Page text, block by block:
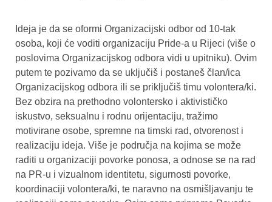
Ideja je da se oformi Organizacijski odbor od 10-tak
osoba, koji će voditi organizaciju Pride-a u Rijeci (više o
poslovima Organizacijskog odbora vidi u upitniku). Ovim
putem te pozivamo da se uključiš i postaneš član/ica
Organizacijskog odbora ili se priključiš timu volontera/ki.
Bez obzira na prethodno volontersko i aktivističko
iskustvo, seksualnu i rodnu orijentaciju, tražimo
motivirane osobe, spremne na timski rad, otvorenost i
realizaciju ideja. Više je područja na kojima se može
raditi u organizaciji povorke ponosa, a odnose se na rad
na PR-u i vizualnom identitetu, sigurnosti povorke,
koordinaciji volontera/ki, te naravno na osmišljavanju te